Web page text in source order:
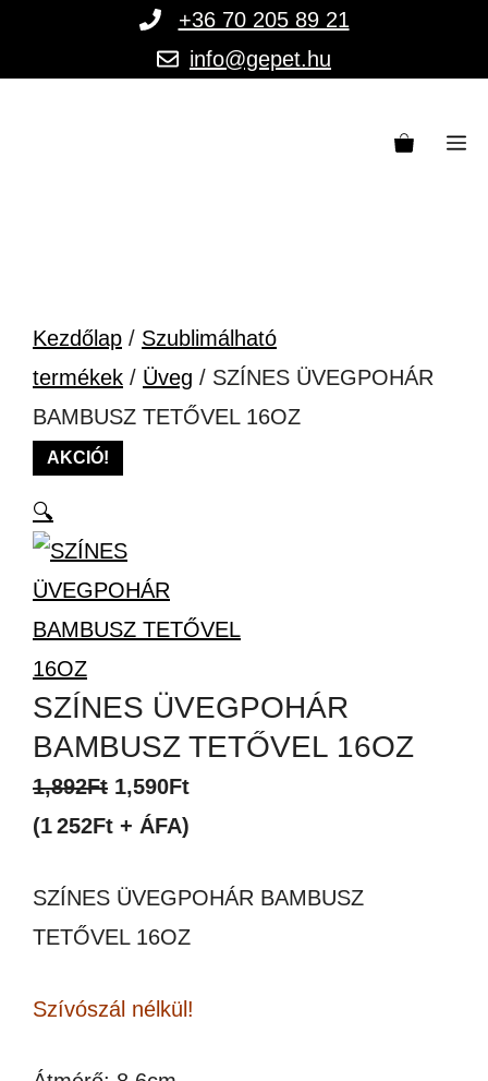
+36 70 205 89 21
info@gepet.hu
Kezdőlap / Szublimálható
termékek / Üveg / SZÍNES ÜVEGPOHÁR
BAMBUSZ TETŐVEL 16OZ
AKCIÓ!
🔍
SZÍNES ÜVEGPOHÁR
BAMBUSZ TETŐVEL 16OZ
1,892Ft Original
price
1,892Ft.
1,590FtCurrent
1,590Ft.
(1 252Ft + ÁFA)
SZÍNES ÜVEGPOHÁR BAMBUSZ
TETŐVEL 16OZ
Szívószál nélkül!